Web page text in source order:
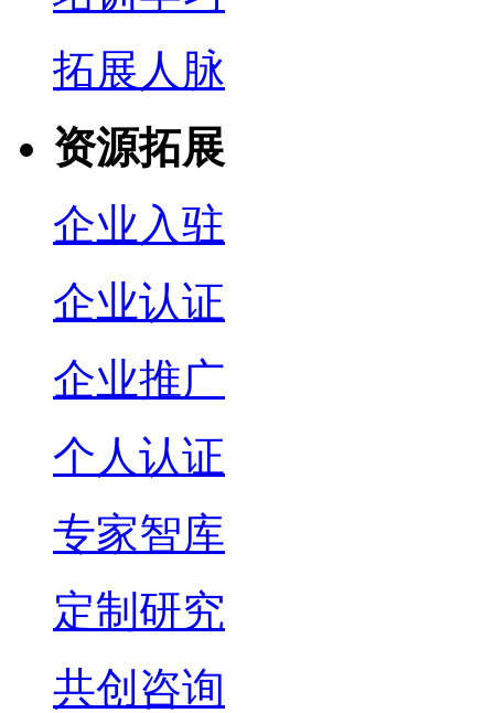
拓展人脉
资源拓展
企业入驻
企业认证
企业推广
个人认证
专家智库
定制研究
共创咨询